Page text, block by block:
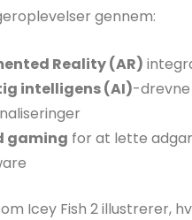
gennem:
Reality (AR)
intelligens (AI)-drevne
gaming for at lette
Icey Fish 2 illustrerer,